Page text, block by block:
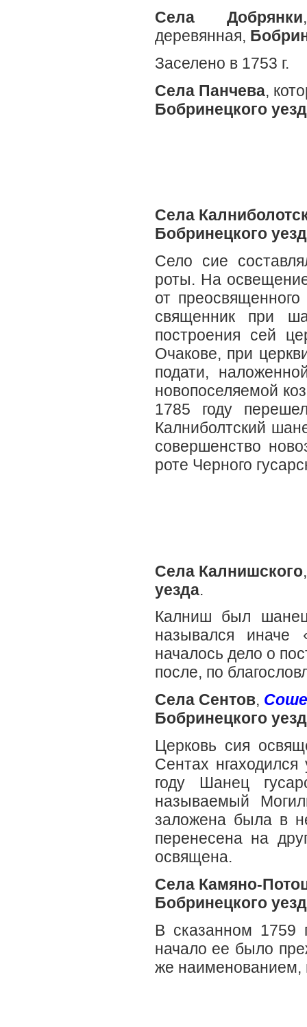
Села Добрянки
деревянная,
Заселено в 1753 г.
Села Панчева,
Бобринецкого
Села
Бобринецкого
Село сие
роты. На
от
священник при
построения сей
Очакове, при
подати,
новопоселяемой
1785 году
Калниболтский
совершенство
роте Черного
Села Калнишского
уезда.
Калниш был шанец
назывался иначе
началось дело о
после, по
Села Сентов,
Бобринецкого
Церковь сия
Сентах
году Шанец
называемый
заложена была в
перенесена на
освящена.
Села Камяно-
Бобринецкого
В сказанном 1759
начало ее было
же наименованием,